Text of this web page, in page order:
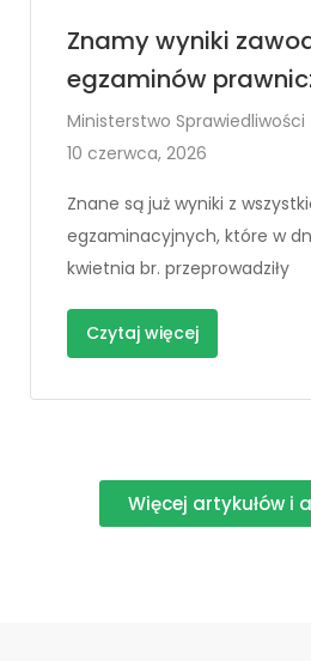
Znamy wyniki
egzaminów
Ministerstwo Sprawiedliwości
10 czerwca, 2026
Znane są już wyniki z
egzaminacyjnych, które w
kwietnia br. przeprowadziły
Czytaj więcej
Więcej artykułów i